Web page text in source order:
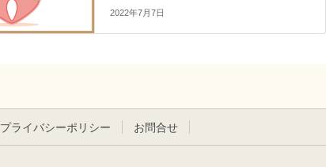
2022年7月7日
プライバシーポリシー お問合せ